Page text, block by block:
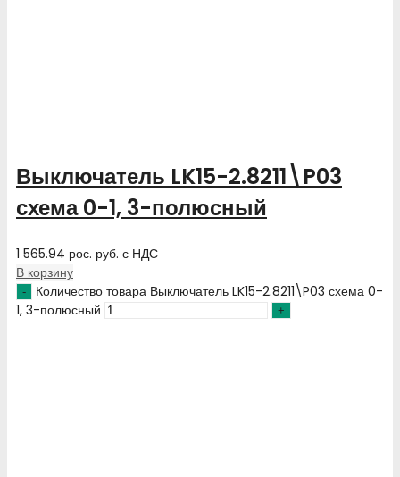
Выключатель LK15-2.8211\P03
схема 0-1, 3-полюсный
1 565.94 рос. руб. с НДС
В корзину
Количество товара Выключатель LK15-2.8211\P03 схема 0-
1, 3-полюсный